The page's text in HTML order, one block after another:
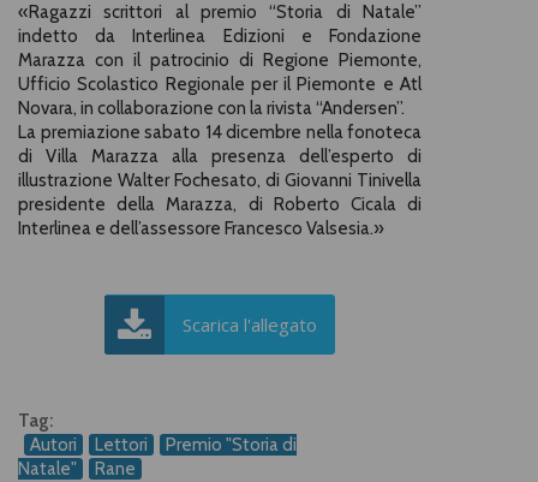
«Ragazzi scrittori al premio “Storia di Natale”
indetto da Interlinea Edizioni e Fondazione
Marazza con il patrocinio di Regione Piemonte,
Ufficio Scolastico Regionale per il Piemonte e Atl
Novara, in collaborazione con la rivista “Andersen”.
La premiazione sabato 14 dicembre nella fonoteca
di Villa Marazza alla presenza dell’esperto di
illustrazione Walter Fochesato, di Giovanni Tinivella
presidente della Marazza, di Roberto Cicala di
Interlinea e dell’assessore Francesco Valsesia.»
Scarica l'allegato
Tag:
Autori
Lettori
Premio "Storia di
Natale"
Rane